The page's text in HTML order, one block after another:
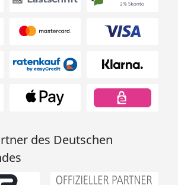
des Deutschen